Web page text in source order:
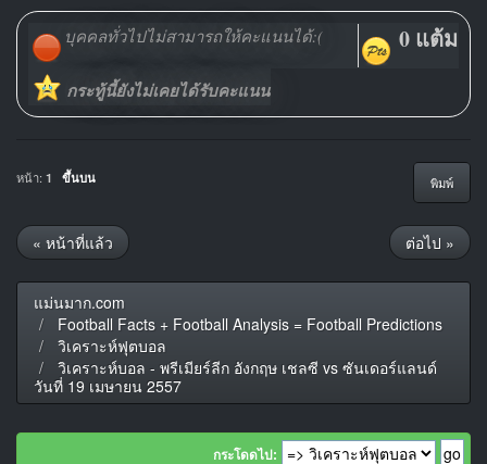
บุคคลทั่วไปไม่สามารถให้คะแนนได้:( 0 แต้ม
กระทู้นี้ยังไม่เคยได้รับคะแนน
พิมพ์
หน้า: 1 ขึ้นบน
« หน้าที่แล้ว ต่อไป »
แม่นมาก.com
Football Facts + Football Analysis = Football Predictions
วิเคราะห์ฟุตบอล
วิเคราะห์บอล - พรีเมียร์ลีก อังกฤษ เชลซี vs ซันเดอร์แลนด์
วันที่ 19 เมษายน 2557
กระโดดไป: